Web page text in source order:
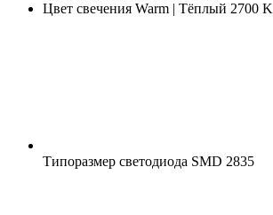
Цвет свечения Warm | Тёплый 2700 K
Типоразмер светодиода SMD 2835